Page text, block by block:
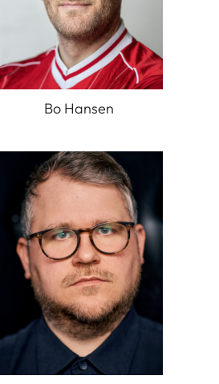
Bo Hansen